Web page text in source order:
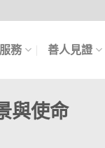
務 善人見證
與使命